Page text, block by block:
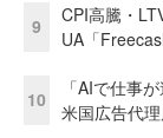
9
CPI高騰・
UA「
10
「AIで仕事
米国広告代